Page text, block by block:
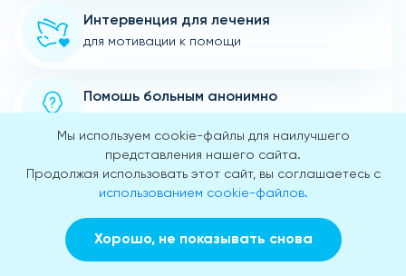
Интервенция для лечения
для мотивации к помощи
Помошь больным анонимно
Дружественная атмосфера
Вежливые и понимающие медики
Инновационный подход
Мы используем cookie-файлы для наилучшего
представления нашего сайта.
Продолжая использовать этот сайт, вы соглашаетесь с
использованием cookie-файлов.
Хорошо, не показывать снова
Заказать звонок Вызвать врача на дом